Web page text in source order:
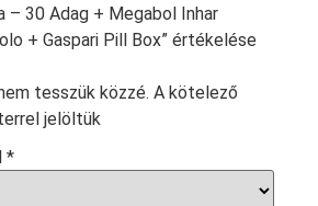
– 30 Adag + Megabol Inhar
+ Gaspari Pill Box” értékelése
tesszük közzé. A kötelező
jelöltük
*